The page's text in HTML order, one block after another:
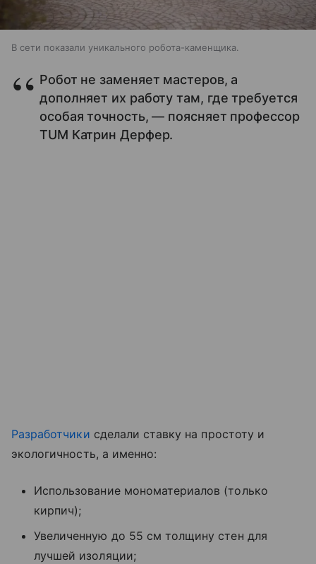
В сети показали уникального робота-каменщика.
Робот не заменяет мастеров, а
дополняет их работу там, где требуется
особая точность, — поясняет профессор
TUM Катрин Дерфер.
Разработчики сделали ставку на простоту и
экологичность, а именно:
Использование мономатериалов (только
кирпич);
Увеличенную до 55 см толщину стен для
лучшей изоляции;